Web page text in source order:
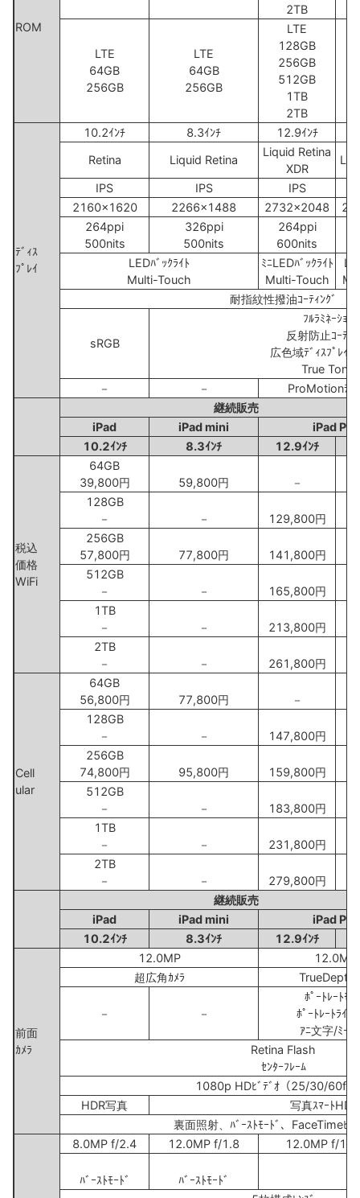
ROM
2TB
LTE
64GB
256GB
LTE
64GB
256GB
LTE
128GB
256GB
512GB
1TB
2TB
ﾃﾞｨｽ
ﾌﾟﾚｲ
10.2ｲﾝﾁ 8.3ｲﾝﾁ 12.9ｲﾝﾁ
Retina
Liquid Retina
Liquid Retina
XDR
IPS IPS
IPS
2160x1620
2266x1488 2732x2048
264ppi
500nits
326ppi
500nits
264ppi
600nits
LEDﾊﾞｯｸﾗｲﾄ
Multi-Touch
ﾐﾆLEDﾊﾞｯｸﾗｲﾄ
Multi-Touch
耐指紋性撥油ｺｰﾃｨﾝｸﾞ
sRGB
ﾌﾙﾗﾐﾈｰｼｮﾝ
反射防止ｺｰﾃｨ
広色域ﾃﾞｨｽﾌﾟﾚｲ
True Tone
－
－
ProMotionﾃｸ
継続販売
iPad
iPad mini
iPad Pro
10.2ｲﾝﾁ
8.3ｲﾝﾁ 12.9ｲﾝﾁ
税込
価格
WiFi
64GB
39,800円
59,800円
－
128GB
－
－ 129,800円
256GB
57,800円
77,800円 141,800円
512GB
－
－ 165,800円
1TB
－
－ 213,800円
2TB
－
－ 261,800円
Cell
ular
64GB
56,800円
77,800円
－
128GB
－
－ 147,800円
256GB
74,800円
95,800円 159,800円
512GB
－
－ 183,800円
1TB
－
－ 231,800円
2TB
－
－ 279,800円
継続販売
iPad
iPad mini
iPad Pro
10.2ｲﾝﾁ
8.3ｲﾝﾁ 12.9ｲﾝﾁ
前面
ｶﾒﾗ
12.0MP
12.0MP
超広角ｶﾒﾗ
TrueDepth
－ －
ﾎﾟｰﾄﾚｰﾄﾓｰ
ﾎﾟｰﾄﾚｰﾄﾗｲﾃ
ｱﾆ文字/ﾐｰ
Retina Flash
ｾﾝﾀｰﾌﾚｰﾑ
1080p HDﾋﾞﾃﾞｵ（25/30/
HDR写真
写真ｽﾏｰﾄ
裏面照射、ﾊﾞｰｽﾄﾓｰﾄﾞ、FaceTimeﾋﾞ
8.0MP f/2.4
12.0MP f/1.8 12.0MP f/
ﾊﾞｰｽﾄﾓｰﾄﾞ ﾊﾞｰｽﾄﾓｰﾄﾞ